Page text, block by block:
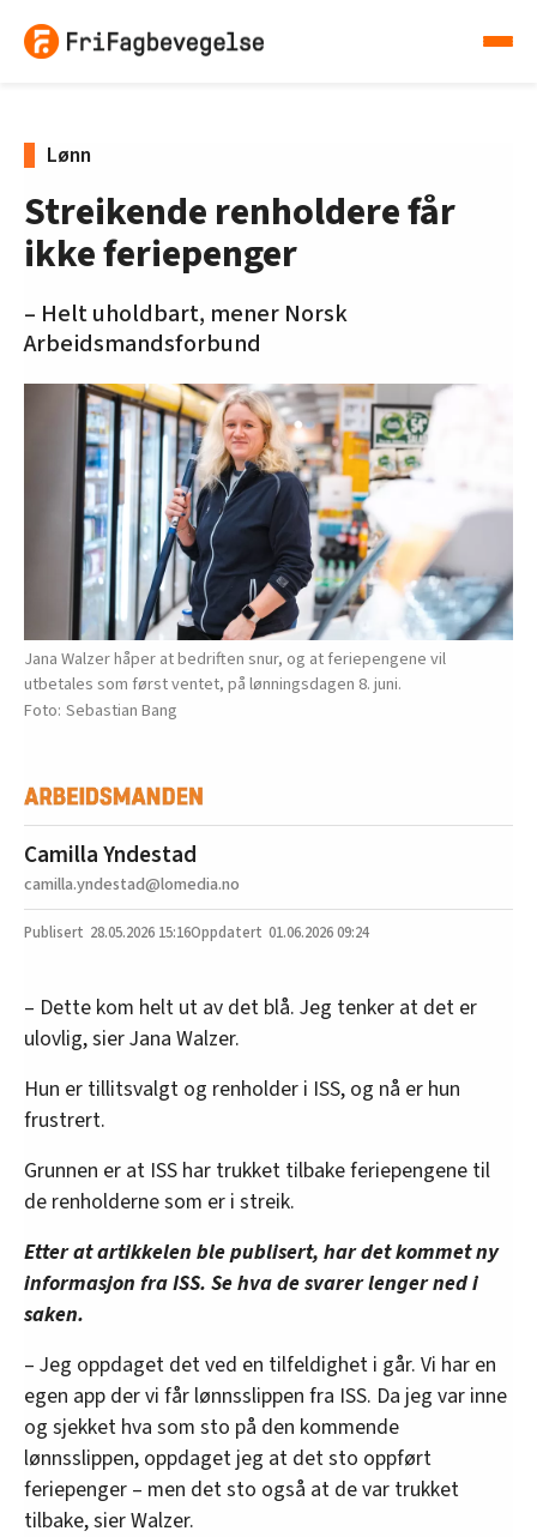
Lønn
Streikende renholdere får
ikke feriepenger
– Helt uholdbart, mener Norsk
Arbeidsmandsforbund
Jana Walzer håper at bedriften snur, og at feriepengene vil
utbetales som først ventet, på lønningsdagen 8. juni.
Sebastian Bang
Camilla Yndestad
camilla.yndestad@lomedia.no
28.05.2026 15:16 01.06.2026 09:24
– Dette kom helt ut av det blå. Jeg tenker at det er
ulovlig, sier Jana Walzer.
Hun er tillitsvalgt og renholder i ISS, og nå er hun
frustrert.
Grunnen er at ISS har trukket tilbake feriepengene til
de renholderne som er i streik.
Etter at artikkelen ble publisert, har det kommet ny
informasjon fra ISS. Se hva de svarer lenger ned i
saken.
– Jeg oppdaget det ved en tilfeldighet i går. Vi har en
egen app der vi får lønnsslippen fra ISS. Da jeg var inne
og sjekket hva som sto på den kommende
lønnsslippen, oppdaget jeg at det sto oppført
feriepenger – men det sto også at de var trukket
tilbake, sier Walzer.